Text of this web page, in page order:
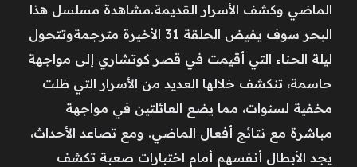
الماضي وكشف الأسرار القديمة.مشاهدة مسلسل هذا
البحر سوف يفيض الحلقة 31 الأخيرة مترجمةوتتحول
ليلة الحناء التي أقيمت في قصر كوتشاري إلى مواجهة
حاسمة، تنكشف خلالها العديد من الأسرار التي ظلت
مخفية لسنوات، مما يضع العائلتين في مواجهة
مباشرة مع نتائج أفعال الماضي. ومع تصاعد الأحداث،
يجد الأبطال أنفسهم أمام اختبارات صعبة تكشف